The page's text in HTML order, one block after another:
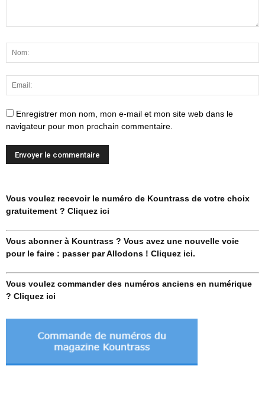
Enregistrer mon nom, mon e-mail et mon site web dans le
navigateur pour mon prochain commentaire.
Vous voulez recevoir le numéro de Kountrass de votre choix
gratuitement ? Cliquez ici
Vous abonner à Kountrass ? Vous avez une nouvelle voie
pour le faire : passer par Allodons ! Cliquez ici.
Vous voulez commander des numéros anciens en numérique
? Cliquez ici